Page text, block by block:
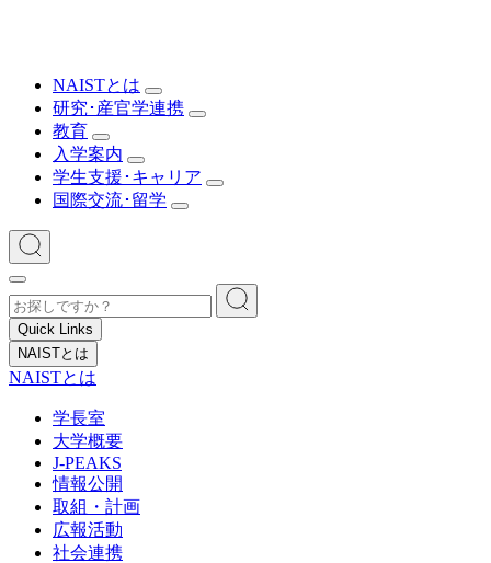
NAISTとは
研究･産官学連携
教育
入学案内
学生支援･キャリア
国際交流･留学
Quick Links
NAISTとは
NAISTとは
学長室
大学概要
J-PEAKS
情報公開
取組・計画
広報活動
社会連携